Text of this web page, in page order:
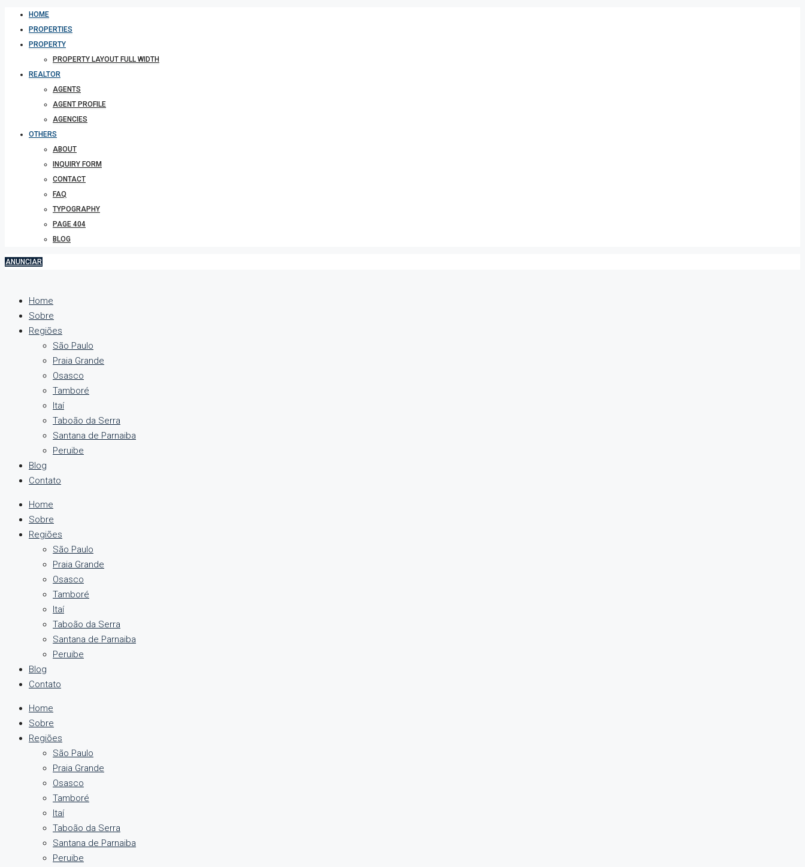
HOME
PROPERTIES
PROPERTY
PROPERTY LAYOUT FULL WIDTH
REALTOR
AGENTS
AGENT PROFILE
AGENCIES
OTHERS
ABOUT
INQUIRY FORM
CONTACT
FAQ
TYPOGRAPHY
PAGE 404
BLOG
ANUNCIAR
Home
Sobre
Regiões
São Paulo
Praia Grande
Osasco
Tamboré
Itaí
Taboão da Serra
Santana de Parnaiba
Peruibe
Blog
Contato
Home
Sobre
Regiões
São Paulo
Praia Grande
Osasco
Tamboré
Itaí
Taboão da Serra
Santana de Parnaiba
Peruibe
Blog
Contato
Home
Sobre
Regiões
São Paulo
Praia Grande
Osasco
Tamboré
Itaí
Taboão da Serra
Santana de Parnaiba
Peruibe